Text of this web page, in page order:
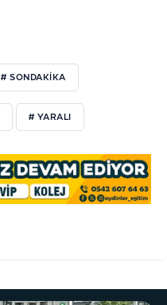
# SONDAKİKA
# YARALI